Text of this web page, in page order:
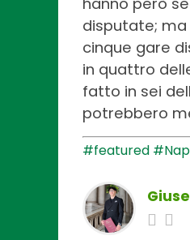
disputate;
cinque gare
in quattro
fatto in sei
potrebbero
#featured